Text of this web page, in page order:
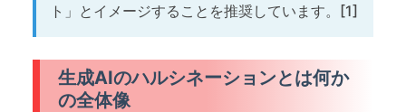
ト」とイメージすることを推奨しています。[1]
生成AIのハルシネーションとは何か
の全体像